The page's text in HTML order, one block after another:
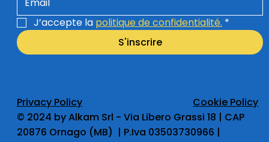
J’accepte la politique de confidentialité. *
S'inscrire
​© 2024 by Alkam Srl - Via Libero Grassi 18 | CAP
20876 Ornago (MB) | P.Iva 03503730966 |
Privacy Policy Cookie Policy